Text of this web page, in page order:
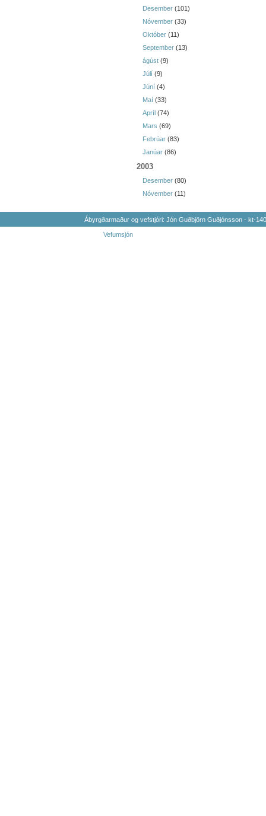
Desember (101)
Nóvember (33)
Október (11)
September (13)
ágúst (9)
Júlí (9)
Júní (4)
Maí (33)
Apríl (74)
Mars (69)
Febrúar (83)
Janúar (86)
2003
Desember (80)
Nóvember (11)
Ábyrgðarmaður og vefstjóri: Jón Guðbjörn Guðjónsson - kt-
Vefumsjón